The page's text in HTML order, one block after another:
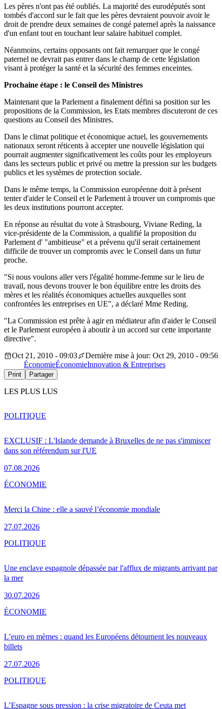
Les pères n'ont pas été oubliés. La majorité des eurodéputés sont
tombés d'accord sur le fait que les pères devraient pouvoir avoir le
droit de prendre deux semaines de congé paternel après la naissance
d'un enfant tout en touchant leur salaire habituel complet.
Néanmoins, certains opposants ont fait remarquer que le congé
paternel ne devrait pas entrer dans le champ de cette législation
visant à protéger la santé et la sécurité des femmes enceintes.
Prochaine étape : le Conseil des Ministres
Maintenant que la Parlement a finalement défini sa position sur les
propositions de la Commission, les Etats membres discuteront de ces
questions au Conseil des Ministres.
Dans le climat politique et économique actuel, les gouvernements
nationaux seront réticents à accepter une nouvelle législation qui
pourrait augmenter significativement les coûts pour les employeurs
dans les secteurs public et privé ou mettre la pression sur les budgets
publics et les systèmes de protection sociale.
Dans le même temps, la Commission européenne doit à présent
tenter d'aider le Conseil et le Parlement à trouver un compromis que
les deux institutions pourront accepter.
En réponse au résultat du vote à Strasbourg, Viviane Reding, la
vice-présidente de la Commission, a qualifié la proposition du
Parlement d' "ambitieuse" et a prévenu qu'il serait certainement
difficile de trouver un compromis avec le Conseil dans un futur
proche.
"Si nous voulons aller vers l'égalité homme-femme sur le lieu de
travail, nous devons trouver le bon équilibre entre les droits des
mères et les réalités économiques actuelles auxquelles sont
confrontées les entreprises en UE", a déclaré Mme Reding.
"La Commission est prête à agir en médiateur afin d'aider le Conseil
et le Parlement européen à aboutir à un accord sur cette importante
directive".
Oct 21, 2010 - 09:03
Dernière mise à jour: Oct 29, 2010 - 09:56
ÉconomieÉconomieInnovation & Entreprises
Print Partager
LES PLUS LUS
EXCLUSIF : L'Islande demande à Bruxelles de ne pas s'immiscer
dans son référendum sur l'UE
07.08.2026
POLITIQUE
Merci la Chine : elle a sauvé l’économie mondiale
27.07.2026
ÉCONOMIE
Une enclave espagnole dépassée par l'afflux de migrants arrivant par
la mer
30.07.2026
POLITIQUE
L’euro en mèmes : quand les Européens détournent les nouveaux
billets
27.07.2026
ÉCONOMIE
L’Espagne sous pression : la crise migratoire de Ceuta met
POLITIQUE